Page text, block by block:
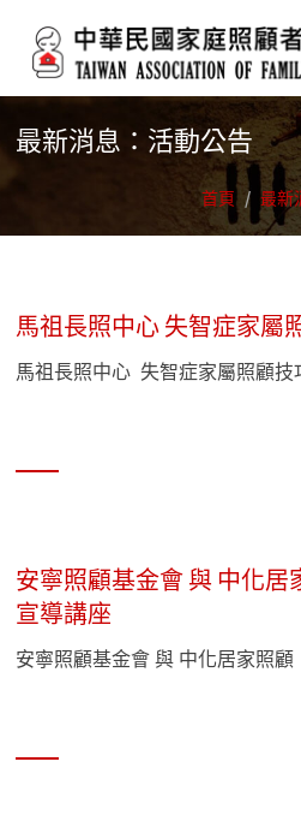
最新消息：活動公告
首頁 / 最新
馬祖長照中心 失智症家屬
馬祖長照中心 失智症家屬照顧技
安寧照顧基金會 與 中化居
宣導講座
安寧照顧基金會 與 中化居家照